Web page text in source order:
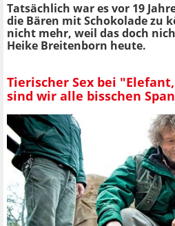
Tatsächlich war es vor 19
die Bären mit Schokolade zu
nicht mehr, weil das doch
Heike Breitenborn heute.
Tierischer Sex bei
sind wir alle bisschen